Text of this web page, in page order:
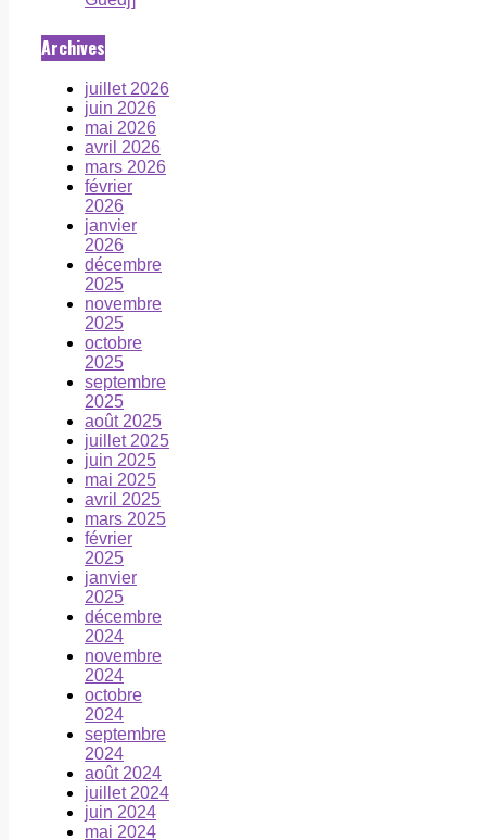
Archives
juillet 2026
juin 2026
mai 2026
avril 2026
mars 2026
février
2026
janvier
2026
décembre
2025
novembre
2025
octobre
2025
septembre
2025
août 2025
juillet 2025
juin 2025
mai 2025
avril 2025
mars 2025
février
2025
janvier
2025
décembre
2024
novembre
2024
octobre
2024
septembre
2024
août 2024
juillet 2024
juin 2024
mai 2024